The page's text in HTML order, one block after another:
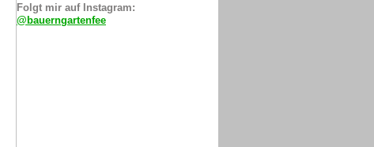
Folgt mir auf Instagram:
@bauerngartenfee